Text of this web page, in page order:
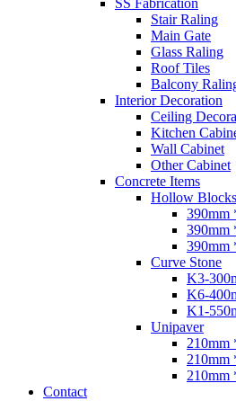
SS Fabrication
Stair Raling
Main Gate
Glass Raling
Roof Tiles
Balcony
Interior Decoration
Ceiling
Kitchen
Wall Cabinet
Other Cabinet
Concrete Items
Hollow Blocks
390mm
390mm
390mm
Curve Stone
K3-
K6-
K1-
Unipaver
210mm
210mm
210mm
Contact